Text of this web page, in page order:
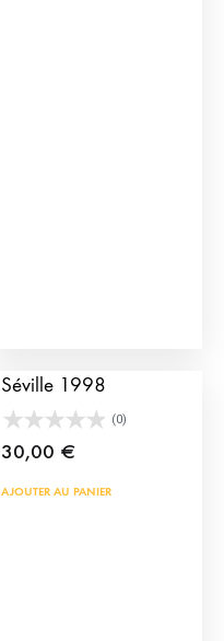
Séville 1998
(0)
30,00 €
AJOUTER AU PANIER